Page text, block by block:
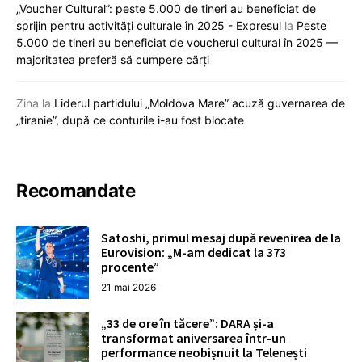
„Voucher Cultural”: peste 5.000 de tineri au beneficiat de
sprijin pentru activități culturale în 2025 - Expresul la Peste
5.000 de tineri au beneficiat de voucherul cultural în 2025 —
majoritatea preferă să cumpere cărți
Zina la Liderul partidului „Moldova Mare” acuză guvernarea de
„tiranie”, după ce conturile i-au fost blocate
Recomandate
Satoshi, primul mesaj după revenirea de la
Eurovision: „M-am dedicat la 373
procente”
21 mai 2026
„33 de ore în tăcere”: DARA și-a
transformat aniversarea într-un
performance neobișnuit la Telenești